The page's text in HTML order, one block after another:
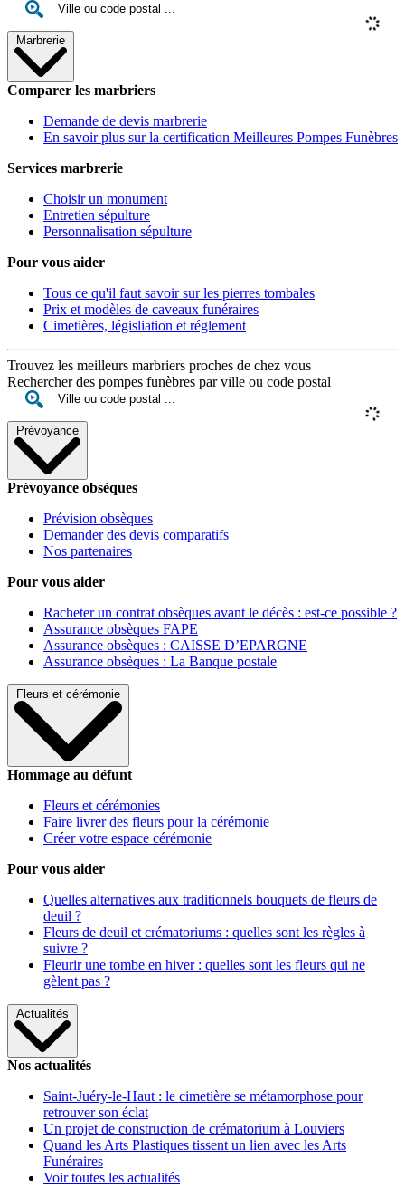
Marbrerie
Comparer les marbriers
Demande de devis marbrerie
En savoir plus sur la certification Meilleures Pompes Funèbres
Services marbrerie
Choisir un monument
Entretien sépulture
Personnalisation sépulture
Pour vous aider
Tous ce qu'il faut savoir sur les pierres tombales
Prix et modèles de caveaux funéraires
Cimetières, législiation et réglement
Trouvez les meilleurs marbriers proches de chez vous
Rechercher des pompes funèbres par ville ou code postal
Prévoyance
Prévoyance obsèques
Prévision obsèques
Demander des devis comparatifs
Nos partenaires
Pour vous aider
Racheter un contrat obsèques avant le décès : est-ce possible ?
Assurance obsèques FAPE
Assurance obsèques : CAISSE D’EPARGNE
Assurance obsèques : La Banque postale
Fleurs et cérémonie
Hommage au défunt
Fleurs et cérémonies
Faire livrer des fleurs pour la cérémonie
Créer votre espace cérémonie
Pour vous aider
Quelles alternatives aux traditionnels bouquets de fleurs de
deuil ?
Fleurs de deuil et crématoriums : quelles sont les règles à
suivre ?
Fleurir une tombe en hiver : quelles sont les fleurs qui ne
gèlent pas ?
Actualités
Nos actualités
Saint-Juéry-le-Haut : le cimetière se métamorphose pour
retrouver son éclat
Un projet de construction de crématorium à Louviers
Quand les Arts Plastiques tissent un lien avec les Arts
Funéraires
Voir toutes les actualités